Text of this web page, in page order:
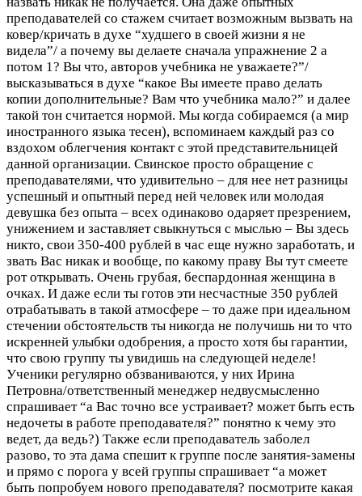
преподавателей со стажем считает возможным вызвать на
ковер/кричать в духе “худшего в своей жизни я не
видела”/ а почему вы делаете сначала упражнение 2 а
потом 1? Вы что, авторов учебника не уважаете?”/
высказываться в духе “какое Вы имеете право делать
копии дополнительные? Вам что учебника мало?” и далее
такой тон считается нормой. Мы когда собираемся (а мир
иностранного языка тесен), вспоминаем каждый раз со
вздохом облегчения контакт с этой представительницей
данной организации. Свинское просто обращение с
преподавателями, что удивительно – для нее нет разницы
успешный и опытный перед ней человек или молодая
девушка без опыта – всех одинаково одаряет презрением,
унижением и заставляет свыкнуться с мыслью – Вы здесь
никто, свои 350-400 рублей в час еще нужно заработать, и
звать Вас никак и вообще, по какому праву Вы тут смеете
рот открывать. Очень грубая, беспардонная женщина в
очках. И даже если ты готов эти несчастные 350 рублей
отрабатывать в такой атмосфере – то даже при идеальном
стечении обстоятельств ты никогда не получишь ни то что
искренней улыбки одобрения, а просто хотя бы гарантии,
что свою группу ты увидишь на следующей неделе!
Ученики регулярно обзваниваются, у них Ирина
Петровна/ответственный менеджер недвусмысленно
спрашивает “а Вас точно все устраивает? может быть есть
недочеты в работе преподавателя?” понятно к чему это
ведет, да ведь?) Также если преподаватель заболел
разово, то эта дама спешит к группе после занятия-замены
и прямо с порога у всей группы спрашивает “а может
быть попробуем нового преподавателя? посмотрите какая